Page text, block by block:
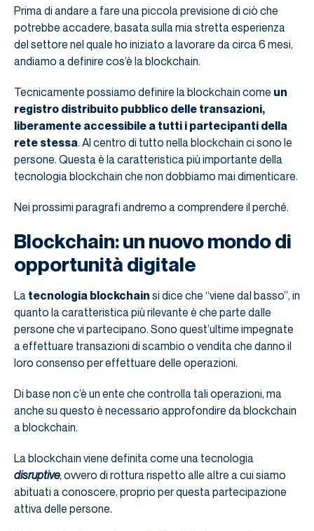
Prima di andare a fare una piccola previsione di ciò che
potrebbe accadere, basata sulla mia stretta esperienza
del settore nel quale ho iniziato a lavorare da circa 6 mesi,
andiamo a definire cos’è la blockchain.
Tecnicamente possiamo definire la blockchain come un
registro distribuito pubblico delle transazioni,
liberamente accessibile a tutti i partecipanti della
rete stessa. Al centro di tutto nella blockchain ci sono le
persone. Questa è la caratteristica più importante della
tecnologia blockchain che non dobbiamo mai dimenticare.
Nei prossimi paragrafi andremo a comprendere il perché.
Blockchain: un nuovo mondo di
opportunità digitale
La tecnologia blockchain si dice che “viene dal basso”, in
quanto la caratteristica più rilevante è che parte dalle
persone che vi partecipano. Sono quest’ultime impegnate
a effettuare transazioni di scambio o vendita che danno il
loro consenso per effettuare delle operazioni.
Di base non c’è un ente che controlla tali operazioni, ma
anche su questo è necessario approfondire da blockchain
a blockchain.
La blockchain viene definita come una tecnologia
disruptive, ovvero di rottura rispetto alle altre a cui siamo
abituati a conoscere, proprio per questa partecipazione
attiva delle persone.